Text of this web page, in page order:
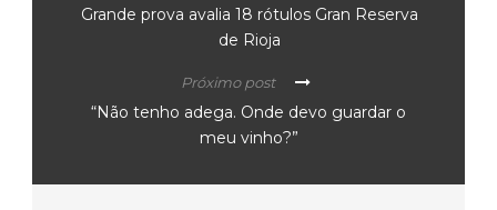
Grande prova avalia 18 rótulos Gran Reserva
de Rioja
Próximo post
“Não tenho adega. Onde devo guardar o
meu vinho?”